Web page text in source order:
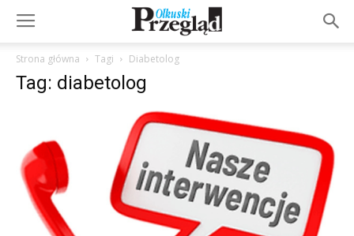
Strona główna Tagi Diabetolog
Tag: diabetolog